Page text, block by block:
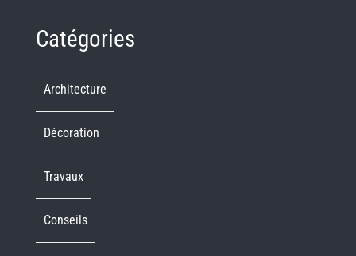
Catégories
Architecture
Décoration
Travaux
Conseils